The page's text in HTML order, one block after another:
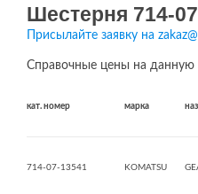
Шестерня 714-
Присылайте заявку на
Справочные цены на данную
кат. номер марка
714-07-13541 KOMATSU